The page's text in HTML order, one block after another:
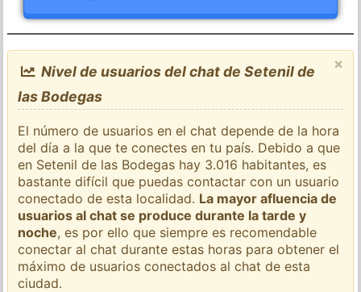
×
Nivel de usuarios del chat de Setenil de
las Bodegas
El número de usuarios en el chat depende de la hora
del día a la que te conectes en tu país. Debido a que
en Setenil de las Bodegas hay 3.016 habitantes, es
bastante difícil que puedas contactar con un usuario
conectado de esta localidad. La mayor afluencia de
usuarios al chat se produce durante la tarde y
noche, es por ello que siempre es recomendable
conectar al chat durante estas horas para obtener el
máximo de usuarios conectados al chat de esta
ciudad.